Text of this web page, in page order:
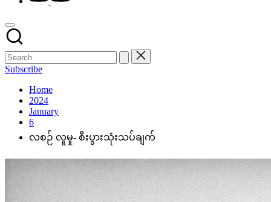
Subscribe
Home
2024
January
6
လစဉ် လူမှု- စီးပွားသုံးသပ်ချက်